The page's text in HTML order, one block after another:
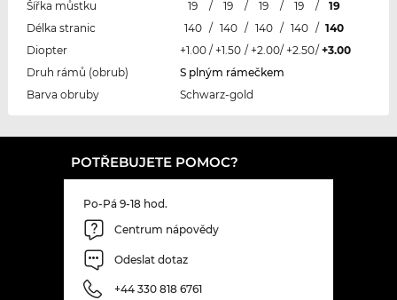
Šířka můstku
19 / 19 / 19 / 19 /
19
Délka stranic
140 / 140 / 140 / 140 / 140
Diopter
+1.00 / +1.50 / +2.00/ +2.50/ +3.00
Druh rámů (obrub)
S plným rámečkem
Barva obruby
Schwarz-gold
POTŘEBUJETE POMOC?
Po-Pá 9-18 hod.
Centrum nápovědy
Odeslat dotaz
+44 330 818 6761